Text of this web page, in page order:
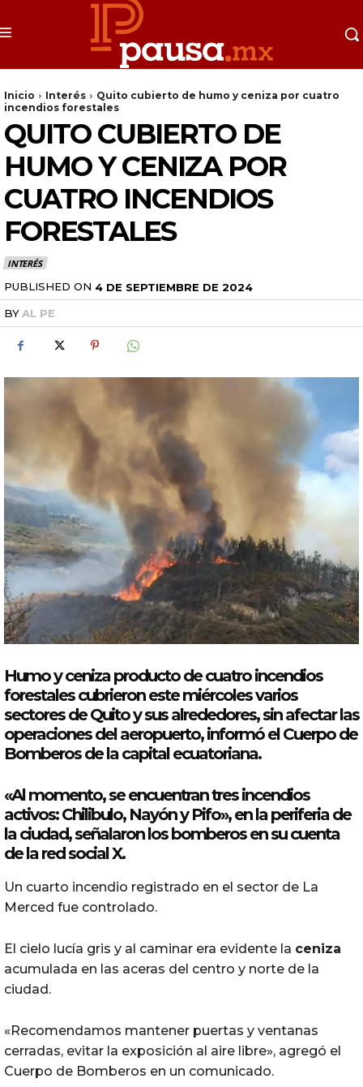
Inicio Interés
Quito cubierto de humo y ceniza por cuatro
incendios forestales
QUITO CUBIERTO DE
HUMO Y CENIZA POR
CUATRO INCENDIOS
FORESTALES
INTERÉS
PUBLISHED ON 4 DE SEPTIEMBRE DE 2024
BYAL PE
Humoycenizaproducto decuatro incendios
forestalescubrieron este miércoles varios
sectores deQuitoy sus alrededores, sin afectar las
operaciones del aeropuerto, informó el Cuerpo de
Bomberos de la capital ecuatoriana.
«Al momento, se encuentran tresincendios
activos: Chilibulo, Nayón y Pifo», en la periferia de
la ciudad, señalaron los bomberos en su cuenta
de la red social X.
Un cuarto incendio registrado en el sector de La
Merced fue controlado.
El cielo lucía gris y al caminar era evidente la ceniza
acumulada en las aceras del centro y norte de la
ciudad.
«Recomendamos mantener puertas y ventanas
cerradas, evitar la exposición al aire libre», agregó el
Cuerpo de Bomberos en un comunicado.